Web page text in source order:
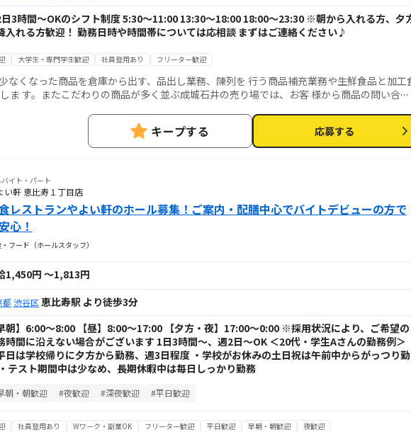
3時間～OKのシフト制度 5:30～11:00 13:30～18:00 18:00～23:30 ※朝から入れる方、夕
入れる方歓迎！ 勤務日時や時間帯については応相談 まずはご連絡ください♪
大学生・専門学生歓迎 社員登用あり フリーター歓迎
なくなった商品を倉庫から出す、品出し業務、陳列を 行う商品補充業務や生鮮食品と加工
ま す。またこだわりの商品が多く並ぶ成城石井の売り場では、お客 様から商品の問い合わ
キープする 応募する
バイト・パート
い軒 恵比寿１丁目店
レストランやよい軒のホール募集！ご案内・配膳中心でバイトデビューの方で
心！
フード（ホールスタッフ）
1,450円～1,813円
都 渋谷区 恵比寿駅 より徒歩3分
朝】6:00～8:00 【昼】8:00～17:00 【夕方・夜】17:00～0:00 ※採用状況により、ご希望の
時間に沿えない場合がございます 1日3時間～、週2日～OK ＜20代・学生Aさんの勤務例＞
日は学校帰りに夕方から勤務、週3日程度 ・学校がお休みの土日祝は午前中からがっつり勤
テスト期間中は少なめ、長期休暇中は毎日しっかり勤務
朝・朝歓迎 #夜歓迎 #深夜歓迎 #平日歓迎
社員登用あり Wワーク・副業OK フリーター歓迎 平日歓迎 早朝・朝歓迎 夜歓迎